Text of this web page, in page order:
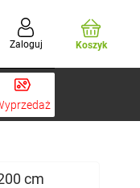
Zaloguj Koszyk
cm